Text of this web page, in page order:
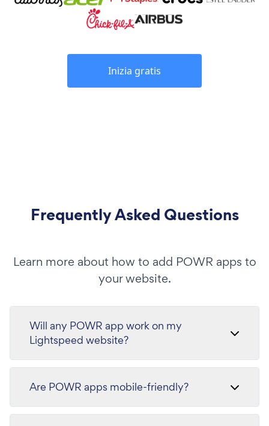
Inizia gratis
Frequently Asked Questions
Learn more about how to add POWR apps to
your website.
Will any POWR app work on my
Lightspeed website?
Are POWR apps mobile-friendly?